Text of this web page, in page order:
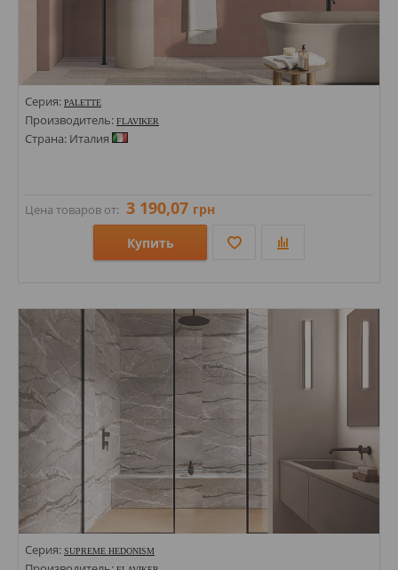
Серия: PALETTE
Производитель: FLAVIKER
Страна: Италия
Цена товаров от: 3 190,07 грн
Купить
Стили: Под бетон; Под камень;
Цвета:
Серия: SUPREME HEDONISM